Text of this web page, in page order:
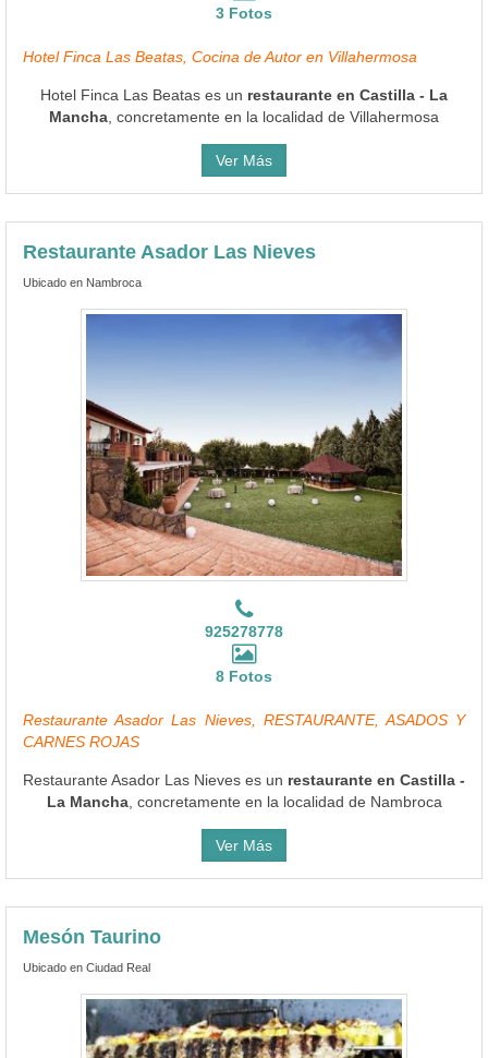
3 Fotos
Hotel Finca Las Beatas, Cocina de Autor en Villahermosa
Hotel Finca Las Beatas es un restaurante en Castilla - La
Mancha , concretamente en la localidad de Villahermosa
Ver Más
Restaurante Asador Las Nieves
Ubicado en Nambroca
925278778
8 Fotos
Restaurante Asador Las Nieves, RESTAURANTE, ASADOS Y
CARNES ROJAS
Restaurante Asador Las Nieves es un restaurante en Castilla -
La Mancha, concretamente en la localidad de Nambroca
Ver Más
Mesón Taurino
Ubicado en Ciudad Real